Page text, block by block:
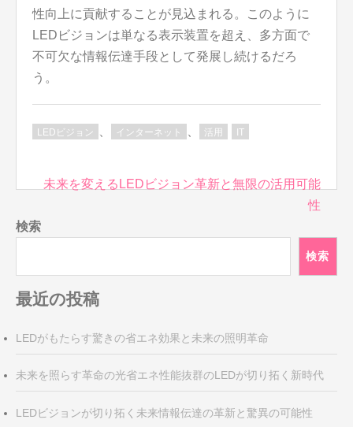
性向上に貢献することが見込まれる。このように
LEDビジョンは単なる表示装置を超え、多方面で
不可欠な情報伝達手段として発展し続けるだろ
う。
LEDビジョン インターネット 活用 IT
投
ナ
ビ
ー
シ
ン
未来を変えるLEDビジョン革新と無限の活用可能
性
検索
検索
最近の投稿
LEDがもたらす驚きの省エネ効果と未来の照明革命
未来を照らす革命の光省エネ性能抜群のLEDが切り拓く新時代
LEDビジョンが切り拓く未来情報伝達の革新と驚異の可能性